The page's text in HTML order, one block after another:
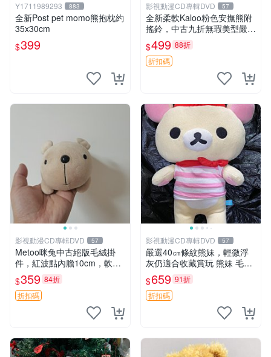
Y1711989293 883
全新Post pet momo熊抱枕約
35x30cm
$399
影視動漫CD專輯DVD 57
全新柔軟Kaloo粉色安撫熊附
搖鈴，中古九折無瑕美型嚴選
收藏 粉色 安撫 玩具
$499 88折
折扣碼
影視動漫CD專輯DVD 57
Metoo咪兔中古絕版毛絨掛
件，紅波點內膽10cm，軟糯
宜贈送收藏 咪熊 毛絨 掛件
$359 84折
折扣碼
影視動漫CD專輯DVD 57
嚴選40㎝條紋熊妹，輕微浮
灰仍適合收藏賞玩 熊妹 毛絨
玩具 浮雕熊
$659 91折
折扣碼